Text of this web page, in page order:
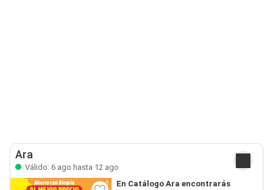
Ara
Válido: 6 ago hasta 12 ago
En Catálogo Ara encontrarás